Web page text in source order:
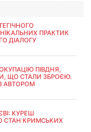
ПРАКТИК
ДІАЛОГУ
ПІВДНЯ,
ЩО СТАЛИ ЗБРОЄЮ.
АВТОРОМ
КУРЕШ
СТАН КРИМСЬКИХ